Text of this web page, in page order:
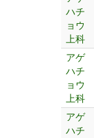
ハチ
ョウ
上科
アゲ
ハチ
ョウ
上科
アゲ
ハチ